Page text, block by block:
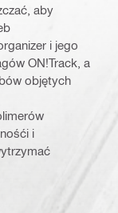
aby
i jego
ON!Track, a
objętych
i